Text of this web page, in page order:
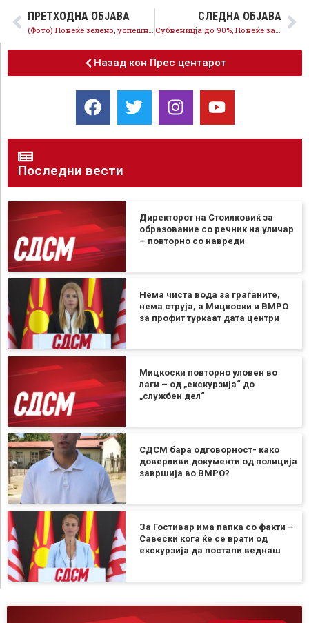
ПРЕТХОДНА ОБЈАВА СЛЕДНА ОБЈАВА
Назад кон Прес центарот
Последни вести
Директорот на Стоилковиќ за
образование со речник на уличар
– повторно со навреди
Нема чиста вода за граѓаните,
нема струја, а Мицкоски и ВМРО
за профит туркаат дата центри
Мицкоски повторно уловен во
лаги – од „екскурзија“ до
„службен дел“
СДСМ бара одговорност- како
доверливи документи од полиција
завршија во ВМРО?
За Гостивар има папка со факти –
Савески кога ќе се врати од
екскурзија да постапи веднаш